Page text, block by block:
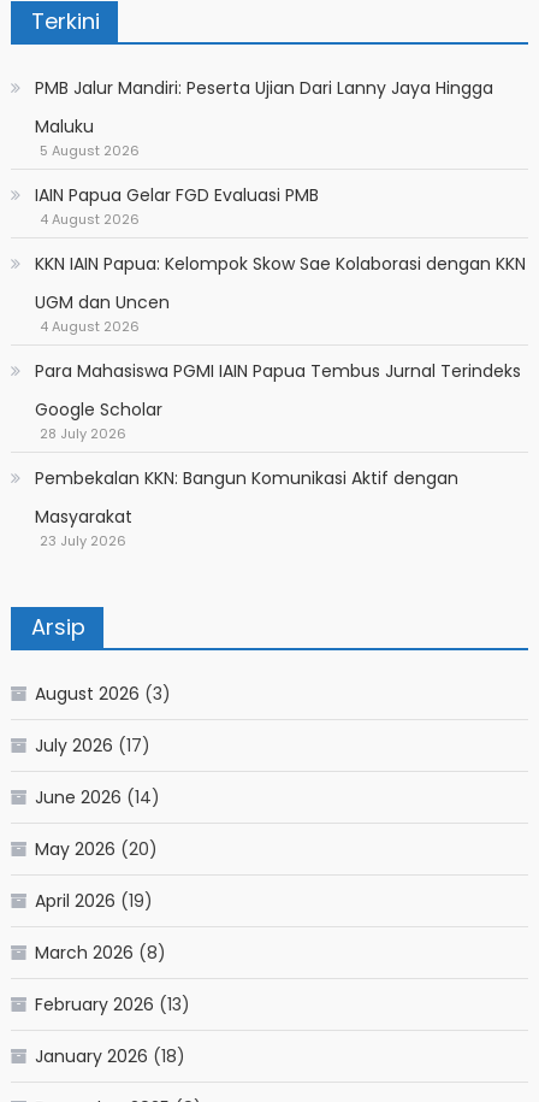
Terkini
PMB Jalur Mandiri: Peserta Ujian Dari Lanny Jaya Hingga
Maluku
5 August 2026
IAIN Papua Gelar FGD Evaluasi PMB
4 August 2026
KKN IAIN Papua: Kelompok Skow Sae Kolaborasi dengan KKN
UGM dan Uncen
4 August 2026
Para Mahasiswa PGMI IAIN Papua Tembus Jurnal Terindeks
Google Scholar
28 July 2026
Pembekalan KKN: Bangun Komunikasi Aktif dengan
Masyarakat
23 July 2026
Arsip
August 2026 (3)
July 2026 (17)
June 2026 (14)
May 2026 (20)
April 2026 (19)
March 2026 (8)
February 2026 (13)
January 2026 (18)